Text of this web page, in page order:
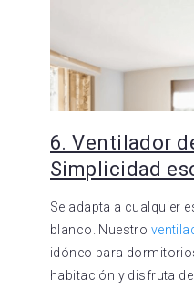
6. Ventilador
Simplicidad
Se adapta a cualquier
blanco. Nuestro
idóneo para
habitación y disfruta